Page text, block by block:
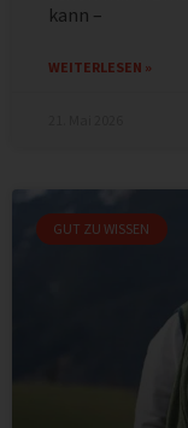
kann –
WEITERLESEN »
GUT ZU WISSEN